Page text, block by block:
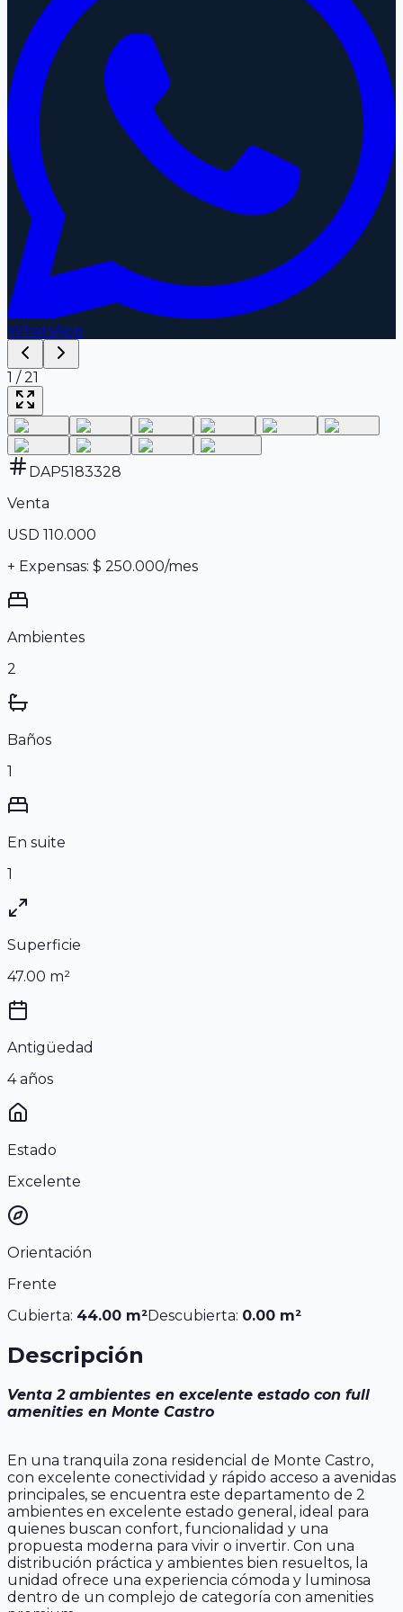
WhatsApp
1 /21
DAP5183328
Venta
USD 110.000
+ Expensas: $ 250.000/mes
Ambientes
2
Baños
1
En suite
1
Superficie
47.00 m²
Antigüedad
4 años
Estado
Excelente
Orientación
Frente
Cubierta: 44.00 m²Descubierta: 0.00 m²
Descripción
Venta 2 ambientes en excelente estado con full
amenities en Monte Castro
En una tranquila zona residencial de Monte Castro,
con excelente conectividad y rápido acceso a avenidas
principales, se encuentra este departamento de 2
ambientes en excelente estado general, ideal para
quienes buscan confort, funcionalidad y una
propuesta moderna para vivir o invertir. Con una
distribución práctica y ambientes bien resueltos, la
unidad ofrece una experiencia cómoda y luminosa
dentro de un complejo de categoría con amenities